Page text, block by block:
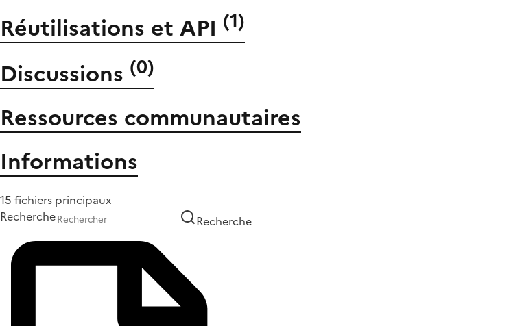
Réutilisations et API (1)
Discussions (0)
Ressources communautaires
Informations
15 fichiers principaux
Recherche
Recherche